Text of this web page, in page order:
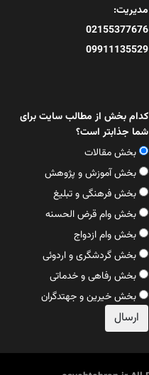
مدیریت:
02155377676
09911135529
کدام بخش از مطالب سایت برای
شما جذابتر است؟
بخش مقالات
بخش آموزش و پژوهش
بخش فرهنگی و تبلیغ
بخش وام قرض الحسنه
بخش وام ازدواج
بخش گردشگری و اردوئی
بخش رفاهی و خدماتی
بخش خیرین و جهتدگران